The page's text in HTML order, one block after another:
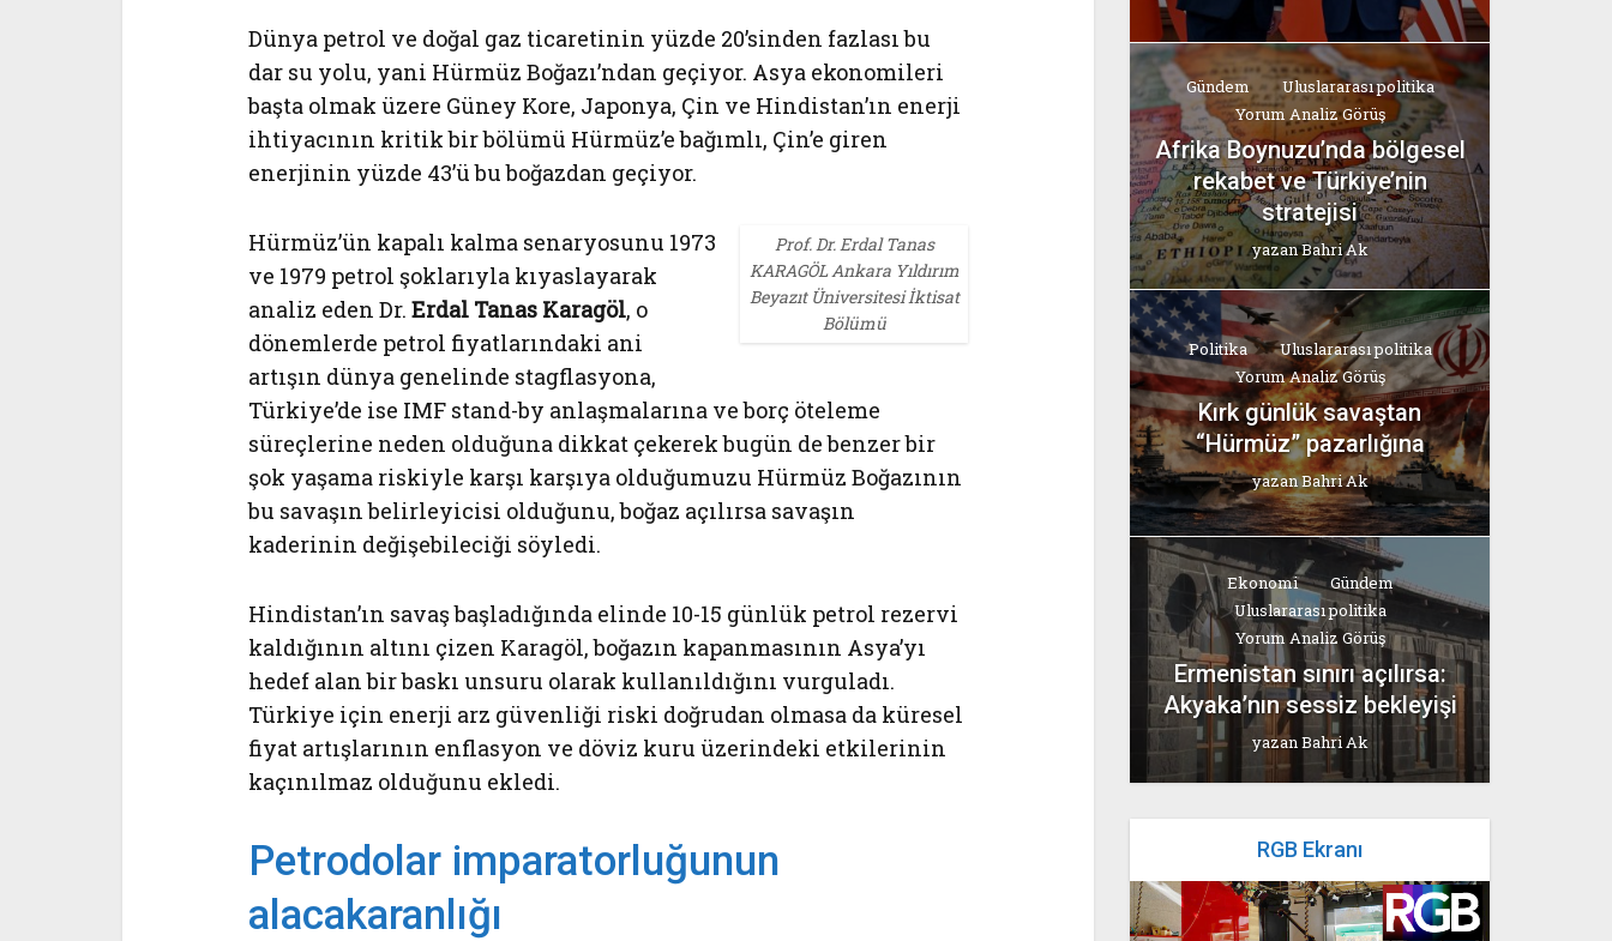
Dünya petrol ve doğal gaz ticaretinin yüzde 20’sinden fazlası bu
dar su yolu, yani Hürmüz Boğazı’ndan geçiyor. Asya ekonomileri
başta olmak üzere Güney Kore, Japonya, Çin ve Hindistan’ın enerji
ihtiyacının kritik bir bölümü Hürmüz’e bağımlı, Çin’e giren
enerjinin yüzde 43’ü bu boğazdan geçiyor.
Prof. Dr. Erdal Tanas
KARAGÖL Ankara Yıldırım
Beyazıt Üniversitesi İktisat
Bölümü
Hürmüz’ün kapalı kalma senaryosunu 1973
ve 1979 petrol şoklarıyla kıyaslayarak
analiz eden Dr. Erdal Tanas Karagöl, o
dönemlerde petrol fiyatlarındaki ani
artışın dünya genelinde stagflasyona,
Türkiye’de ise IMF stand-by anlaşmalarına ve borç öteleme
süreçlerine neden olduğuna dikkat çekerek bugün de benzer bir
şok yaşama riskiyle karşı karşıya olduğumuzu Hürmüz Boğazının
bu savaşın belirleyicisi olduğunu, boğaz açılırsa savaşın
kaderinin değişebileciği söyledi.
Hindistan’ın savaş başladığında elinde 10-15 günlük petrol rezervi
kaldığının altını çizen Karagöl, boğazın kapanmasının Asya’yı
hedef alan bir baskı unsuru olarak kullanıldığını vurguladı.
Türkiye için enerji arz güvenliği riski doğrudan olmasa da küresel
fiyat artışlarının enflasyon ve döviz kuru üzerindeki etkilerinin
kaçınılmaz olduğunu ekledi.
Petrodolar imparatorluğunun
alacakaranlığı
Gündem
Uluslararası politika
Yorum Analiz Görüş
Afrika Boynuzu’nda bölgesel
rekabet ve Türkiye’nin
stratejisi
yazanBahri Ak
Politika
Uluslararası politika
Yorum Analiz Görüş
Kırk günlük savaştan
“Hürmüz” pazarlığına
yazanBahri Ak
Ekonomi
Gündem
Uluslararası politika
Yorum Analiz Görüş
Ermenistan sınırı açılırsa:
Akyaka’nın sessiz bekleyişi
yazanBahri Ak
RGB Ekranı